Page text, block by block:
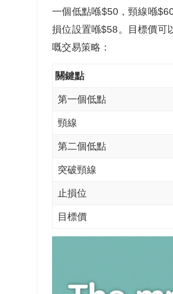
一個低點喺$50，頸線喺
損位設置喺$58。目標價可
嘅交易策略：
關鍵點
第一個低點
頸線
第二個低點
突破頸線
止損位
目標價